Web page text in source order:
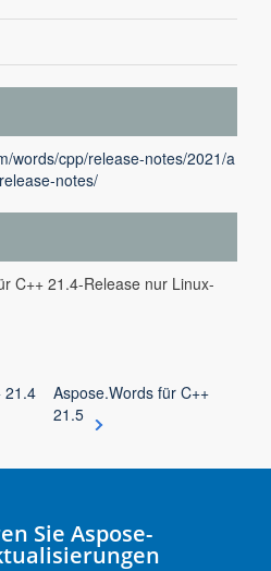
words/cpp/release-notes/2021/a
notes/
C++ 21.4-Release nur Linux-
21.4
Aspose.Words für C++
21.5
Sie Aspose-